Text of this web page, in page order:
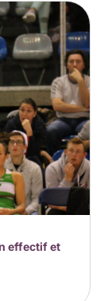
effectif et